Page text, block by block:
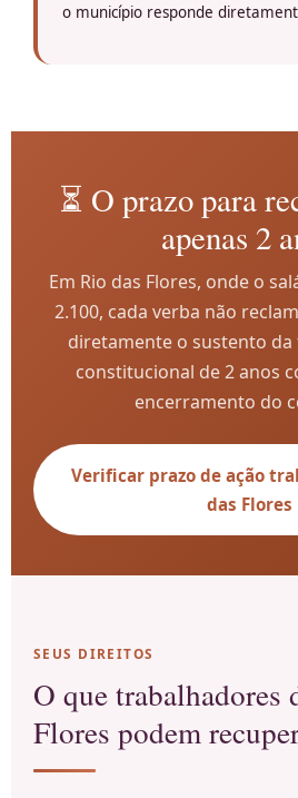
o município responde
⏳ O prazo para
apenas 2
Em Rio das Flores, onde o
2.100, cada verba não
diretamente o sustento da
constitucional de 2 anos
encerramento do
Verificar prazo de ação
das Flores
SEUS DIREITOS
O que trabalhadores
Flores podem